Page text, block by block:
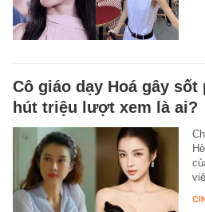
Cô giáo dạy Hoá gây
hút triệu lượt xem là ai?